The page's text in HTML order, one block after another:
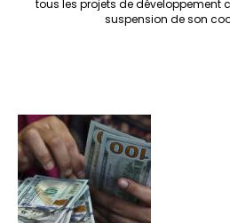
tous les projets de développement
suspension de son